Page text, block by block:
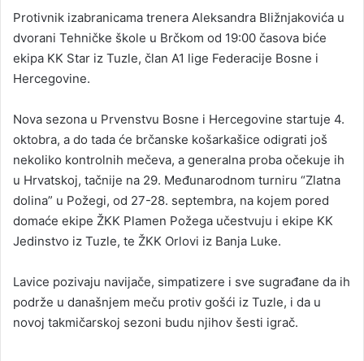
a
i
l
Protivnik izabranicama trenera Aleksandra Bližnjakovića u
dvorani Tehničke škole u Brčkom od 19:00 časova biće
ekipa KK Star iz Tuzle, član A1 lige Federacije Bosne i
Hercegovine.
Nova sezona u Prvenstvu Bosne i Hercegovine startuje 4.
oktobra, a do tada će brčanske košarkašice odigrati još
nekoliko kontrolnih mečeva, a generalna proba očekuje ih
u Hrvatskoj, tačnije na 29. Međunarodnom turniru “Zlatna
dolina” u Požegi, od 27-28. septembra, na kojem pored
domaće ekipe ŽKK Plamen Požega učestvuju i ekipe KK
Jedinstvo iz Tuzle, te ŽKK Orlovi iz Banja Luke.
Lavice pozivaju navijače, simpatizere i sve sugrađane da ih
podrže u današnjem meču protiv gošći iz Tuzle, i da u
novoj takmičarskoj sezoni budu njihov šesti igrač.